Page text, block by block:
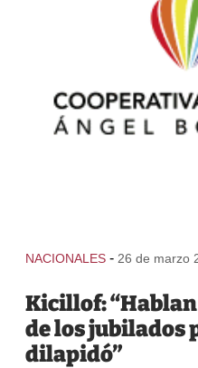
NACIONALES - 26 de marzo
Kicillof:
de los jubilados
dilapidó”